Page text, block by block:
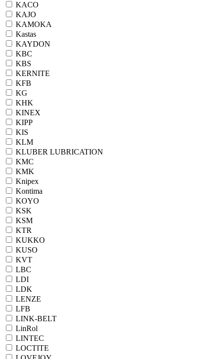
KACO
KAJO
KAMOKA
Kastas
KAYDON
KBC
KBS
KERNITE
KFB
KG
KHK
KINEX
KIPP
KIS
KLM
KLUBER LUBRICATION
KMC
KMK
Knipex
Kontima
KOYO
KSK
KSM
KTR
KUKKO
KUSO
KVT
LBC
LDI
LDK
LENZE
LFB
LINK-BELT
LinRol
LINTEC
LOCTITE